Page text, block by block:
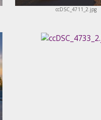
ccDSC_4711_2.jpg